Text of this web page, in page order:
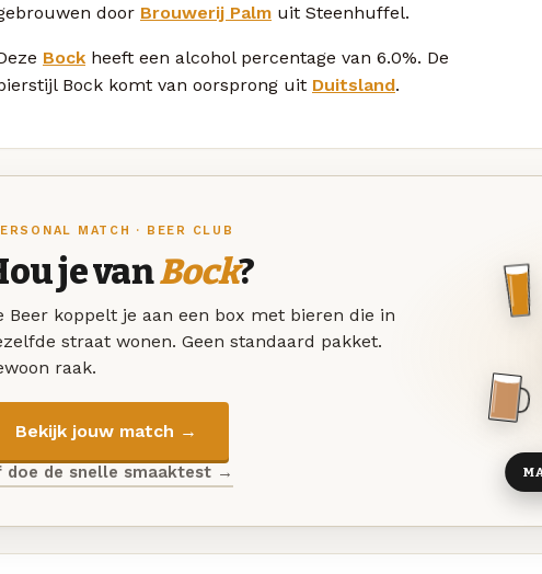
door Brouwerij Palm uit Steenhuffel.
Bock heeft een alcohol percentage van 6.0%. De
Bock komt van oorsprong uit Duitsland.
MATCH · BEER CLUB
je vanBock?
Beer koppelt je aan een box met bieren die in
straat wonen. Geen standaard pakket.
raak.
Bekijk jouw match →
doe de snelle smaaktest →